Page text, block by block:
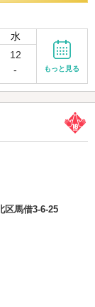
水
12
-
もっと見る
ち2
区馬借3-6-25